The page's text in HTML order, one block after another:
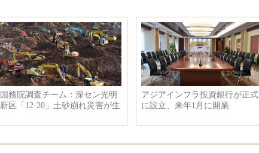
国務院調査チーム：深セン光明
新区「12·20」土砂崩れ災害が生
アジアインフラ投資銀行が正式
に設立、来年1月に開業